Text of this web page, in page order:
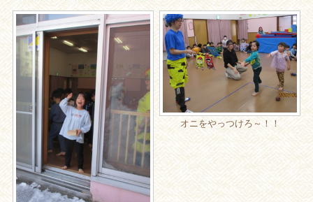
オニをやっつけろ～！！